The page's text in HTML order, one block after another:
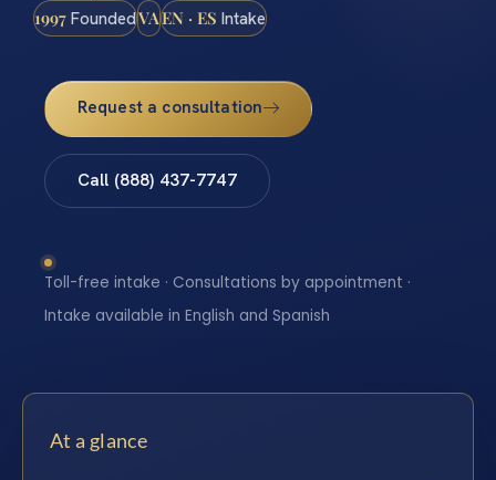
1997 FoundedVAEN · ES Intake
Request a consultation
Call (888) 437-7747
Toll-free intake · Consultations by appointment ·
Intake available in English and Spanish
At a glance